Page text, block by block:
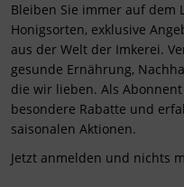
Bleiben Sie immer auf dem
Honigsorten, exklusive
aus der Welt der Imkerei.
gesunde Ernährung,
die wir lieben. Als
besondere Rabatte und
saisonalen Aktionen.
Jetzt anmelden und nichts